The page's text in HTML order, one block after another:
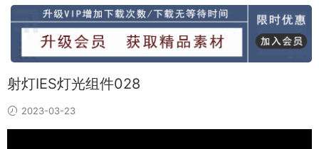
射灯IES灯光组件028
2023-03-23